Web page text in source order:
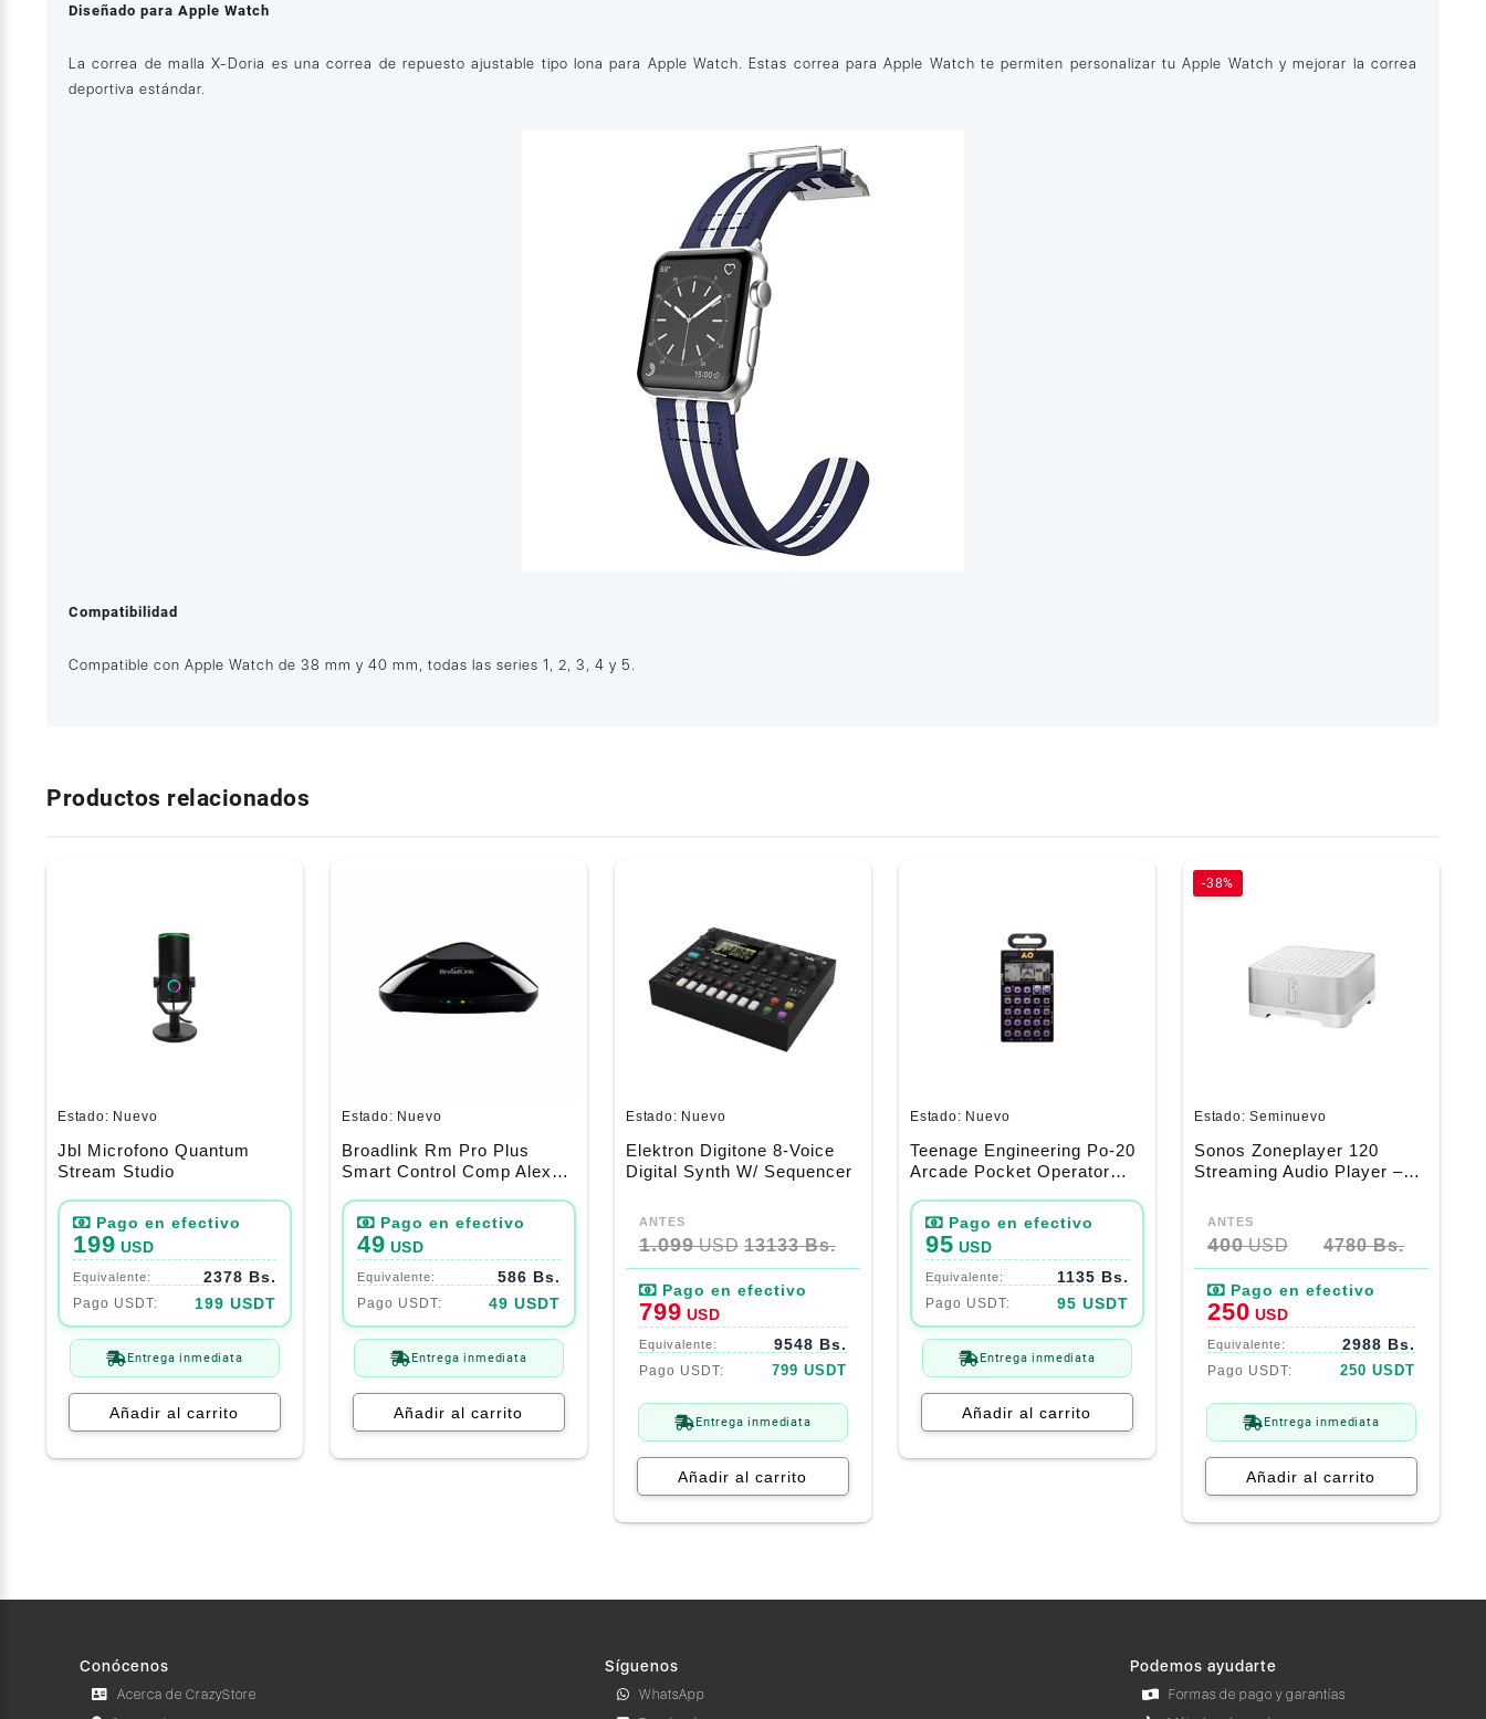
Diseñado para Apple Watch
La correa de malla X-Doria es una correa de repuesto ajustable tipo lona para Apple Watch. Estas correa para Apple Watch te permiten personalizar tu Apple Watch y mejorar la correa
deportiva estándar.
Compatibilidad
Compatible con Apple Watch de 38 mm y 40 mm, todas las series 1, 2, 3, 4 y 5.
Productos relacionados
Estado: Nuevo
Jbl Microfono Quantum
Stream Studio
199 USD
2378 Bs.
199 USDT
Entrega inmediata
Añadir al carrito
Estado: Nuevo
Broadlink Rm Pro Plus
Smart Control Comp Alexa-
49 USD
586 Bs.
49 USDT
Entrega inmediata
Añadir al carrito
Estado: Nuevo
Elektron Digitone 8-Voice
Digital Synth W/ Sequencer
1.099USD 13133 Bs.
original
era:
1.099$.
799 USD
9548 Bs.
799 USDT
actual
es:
799$.
Entrega inmediata
Añadir al carrito
Estado: Nuevo
Teenage Engineering Po-20
Arcade Pocket Operator
95 USD
1135 Bs.
95 USDT
Entrega inmediata
Añadir al carrito
-38%
Estado:Seminuevo
Sonos Zoneplayer 120
Streaming Audio Player –
400USD 4780 Bs.
original
era:
400$.
250 USD
2988 Bs.
250 USDT
actual
es:
250$.
Entrega inmediata
Añadir al carrito
Conócenos
Acerca de CrazyStore
Síguenos
WhatsApp
Podemos ayudarte
Formas de pago y garantías